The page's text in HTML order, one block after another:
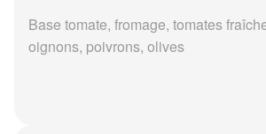
Base tomate, fromage, tomates
oignons, poivrons, olives